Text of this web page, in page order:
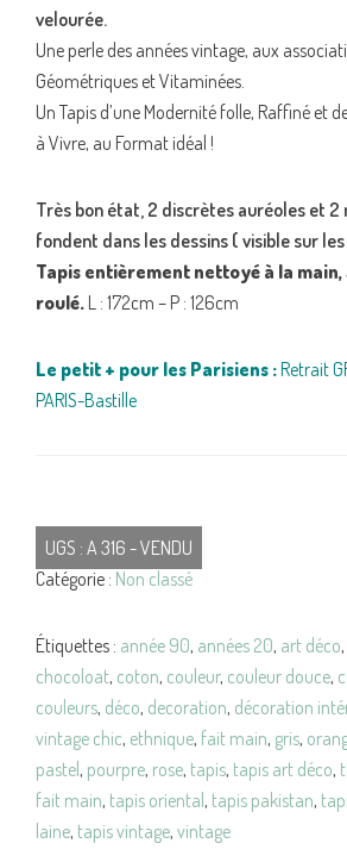
velourée.
Une perle des années vintage, aux
Géométriques et Vitaminées.
Un Tapis d’une Modernité folle, Raffiné et
à Vivre, au Format idéal !
Très bon état, 2 discrètes auréoles et 2
fondent dans les dessins ( visible sur
Tapis entièrement nettoyé à la
roulé. L : 172cm – P : 126cm
Le petit + pour les Parisiens :Retrait
PARIS-Bastille
UGS : A 316 - VENDU
Catégorie : Non classé
Étiquettes : année 90, années 20, art déco,
chocoloat, coton, couleur, couleur douce,
couleurs, déco, decoration, décoration
vintage chic, ethnique, fait main, gris,
pastel, pourpre, rose, tapis, tapis art déco,
fait main, tapis oriental , tapis pakistan,
laine, tapis vintage, vintage